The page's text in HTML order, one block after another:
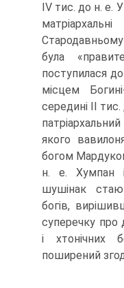
IV тис. до н. е.
була
поступилася
місцем
середині II
якого
богом
н. е. Хумпан
шушінак
богів,
суперечку про
і хтонічних
поширений